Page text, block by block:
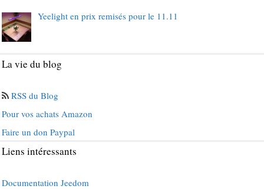
Yeelight en prix remisés pour le 11.11
La vie du blog
RSS du Blog
Pour vos achats Amazon
Faire un don Paypal
Liens intéressants
Documentation Jeedom